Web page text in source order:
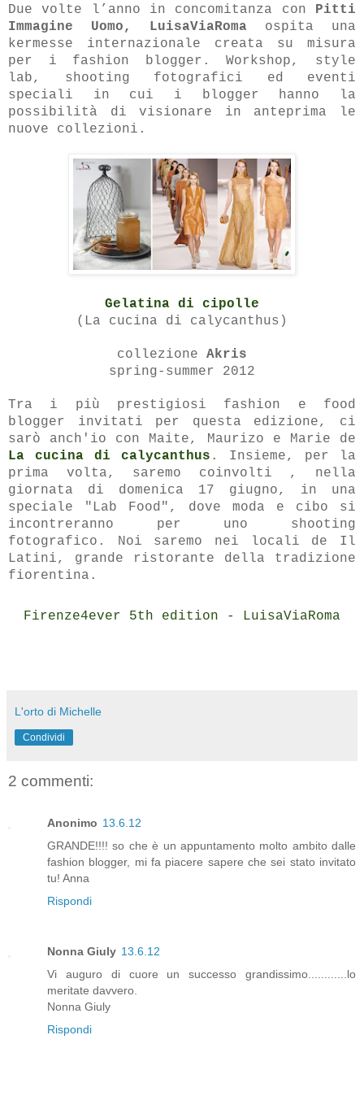
Due volte l’anno in concomitanza con Pitti
Immagine Uomo,
LuisaViaRoma ospita una
kermesse internazionale creata su misura
per i fashion blogger. Workshop, style
lab, shooting fotografici ed eventi
speciali
in cui i blogger hanno la
possibilità di visionare in anteprima le
nuove collezioni.
Gelatina di cipolle
(La cucina di calycanthus)
collezione Akris
spring-summer 2012
Tra i più prestigiosi fashion e food
blogger invitati per questa edizione, ci
sarò anch'io con Maite, Maurizo e Marie de
La cucina di calycanthus . Insieme, per la
prima volta, saremo coinvolti , nella
giornata di domenica 17 giugno, in una
speciale "Lab Food", dove moda e cibo si
incontreranno per uno shooting
fotografico. Noi saremo nei locali de Il
Latini, grande ristorante della tradizione
fiorentina.
Firenze4ever 5th edition - LuisaViaRoma
L'orto di Michelle
Condividi
2 commenti:
Anonimo 13.6.12
GRANDE!!!! so che è un appuntamento molto ambito dalle
fashion blogger, mi fa piacere sapere che sei stato invitato
tu! Anna
Rispondi
Nonna Giuly 13.6.12
Vi auguro di cuore un successo grandissimo............lo
meritate davvero.
Nonna Giuly
Rispondi